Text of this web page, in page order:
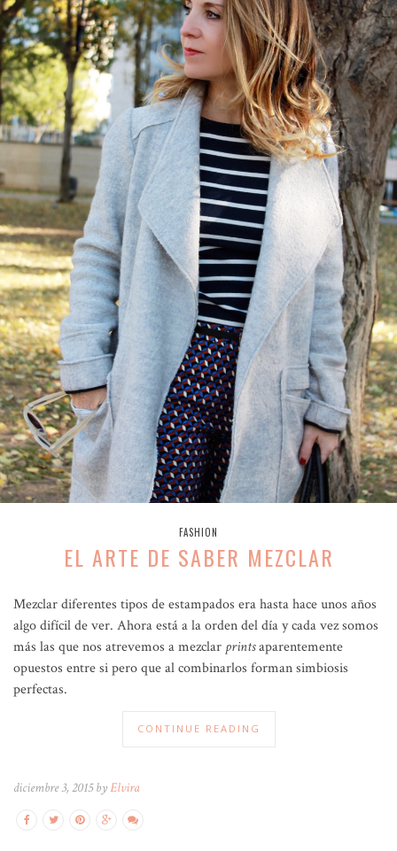
FASHION
EL ARTE DE SABER MEZCLAR
Mezclar diferentes tipos de estampados era hasta hace unos años
algo difícil de ver. Ahora está a la orden del día y cada vez somos
más las que nos atrevemos a mezclar printsaparentemente
opuestos entre si pero que al combinarlos forman simbiosis
perfectas.
CONTINUE READING
diciembre 3, 2015 byElvira